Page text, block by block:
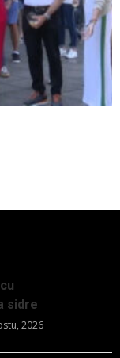
sidre
2026